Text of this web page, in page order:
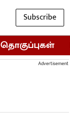
Subscribe
தொகுப்புகள்
Advertisement